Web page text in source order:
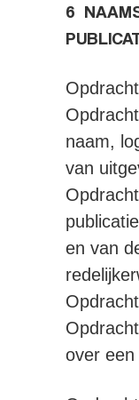
6
naam,
van
en van
over een